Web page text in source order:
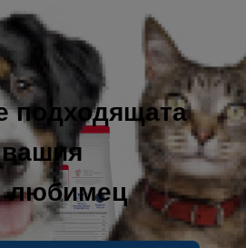
подходящата
любимец